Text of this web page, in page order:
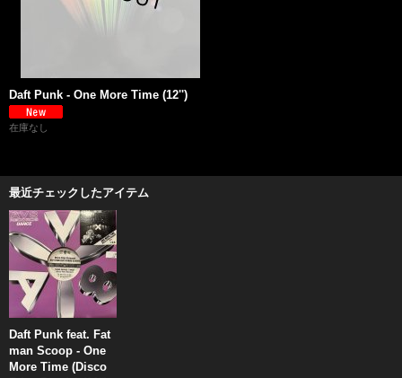
Daft Punk - One More Time (12'')
在庫なし
最近チェックしたアイテム
Daft Punk feat. Fat
man Scoop - One
More Time (Disco